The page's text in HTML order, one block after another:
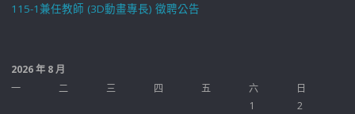
115-1兼任教師 (3D動畫專長) 徵聘公告
2026 年 8 月
一
二 三 四 五 六
日
1
2